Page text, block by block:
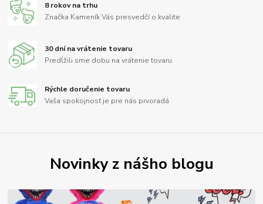
8 rokov na trhu
Značka Kameník Vás presvedčí o kvalite
30 dní na vrátenie tovaru
Predĺžili sme dobu na vrátenie tovaru
Rýchle doručenie tovaru
Vaša spokojnosť je pre nás prvoradá
Novinky z nášho blogu